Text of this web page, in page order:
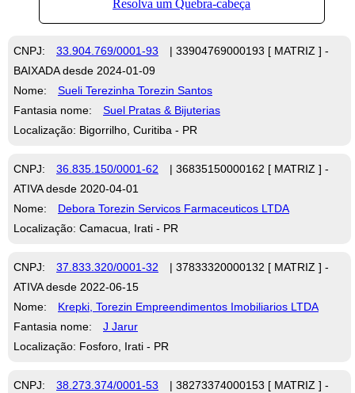
CNPJ: 33.904.769/0001-93
| 33904769000193 [ MATRIZ ] -
BAIXADA desde 2024-01-09
Nome:
Sueli Terezinha Torezin Santos
Fantasia nome:
Suel Pratas & Bijuterias
Localização: Bigorrilho, Curitiba - PR
CNPJ: 36.835.150/0001-62
| 36835150000162 [ MATRIZ ] -
ATIVA desde 2020-04-01
Nome:
Debora Torezin Servicos Farmaceuticos LTDA
Localização: Camacua, Irati - PR
CNPJ: 37.833.320/0001-32
| 37833320000132 [ MATRIZ ] -
ATIVA desde 2022-06-15
Nome:
Krepki, Torezin Empreendimentos Imobiliarios LTDA
Fantasia nome:
J Jarur
Localização: Fosforo, Irati - PR
CNPJ: 38.273.374/0001-53
| 38273374000153 [ MATRIZ ] -